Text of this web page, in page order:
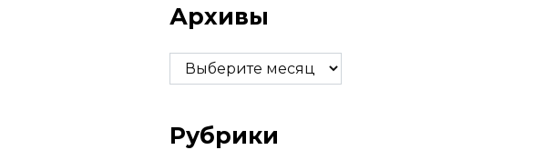
Архивы
Архивы
Рубрики